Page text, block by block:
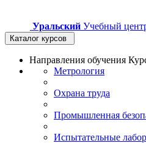
Уральский Учебный
Каталог курсов
Направления обучения
Метрология
Охрана труда
Промышленная
Испытательные